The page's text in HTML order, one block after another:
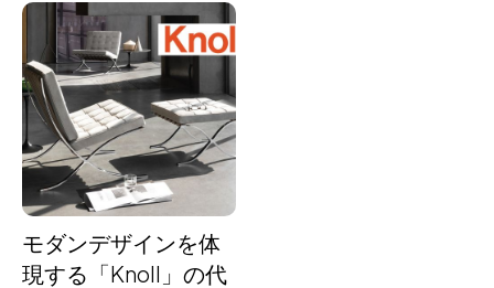
Blog
About us
for Business
Recruit
Contact
モダンデザインを体
現する「Knoll」の代